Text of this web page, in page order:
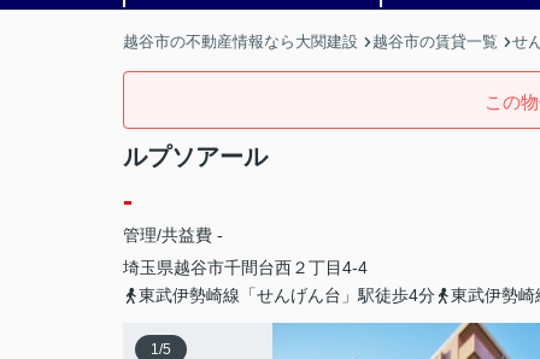
越谷市の不動産情報なら大関建設 越谷市の賃貸一覧 せ
この
ルプソアール
-
管理/共益費 -
埼玉県越谷市千間台西２丁目4-4
東武伊勢崎線「せんげん台」駅徒歩4分
東武伊勢
1/5